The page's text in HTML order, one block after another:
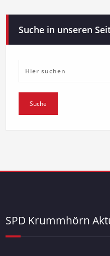
Suche in unseren
SPD Krummhörn